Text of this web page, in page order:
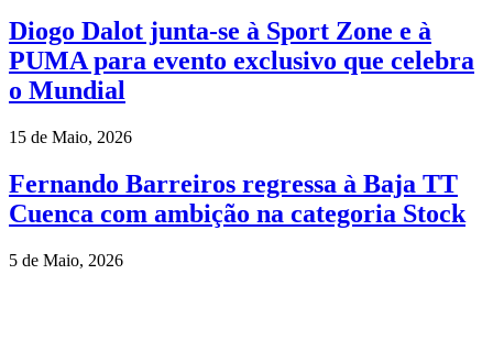
Diogo Dalot junta-se à Sport Zone e à
PUMA para evento exclusivo que celebra
o Mundial
15 de Maio, 2026
Fernando Barreiros regressa à Baja TT
Cuenca com ambição na categoria Stock
5 de Maio, 2026